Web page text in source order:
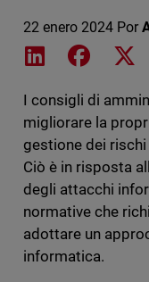
22 enero 2024 Por
Share onShare
I consigli di
migliorare la
gestione dei
Ciò è in risposta
degli attacchi
normative che
adottare un
informatica.